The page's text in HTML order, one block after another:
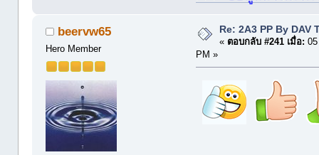
beervw65
Hero Member
Re: 2A3 PP By DAV
« ตอบกลับ #241 เมื่อ:
PM »